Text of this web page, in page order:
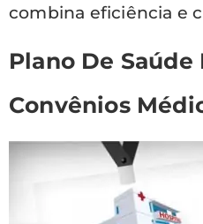
combina eficiência e
Plano De
Convênios